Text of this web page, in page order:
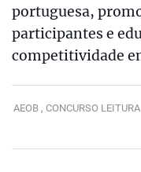
portuguesa,
participantes e
competitividade
AEOB , CONCURSO LEITURA